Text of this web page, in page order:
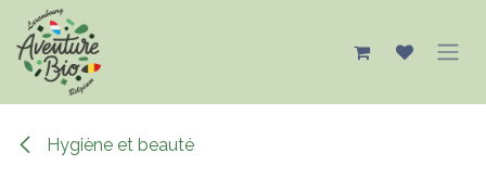
Se rendre au contenu
Hygiène et beauté